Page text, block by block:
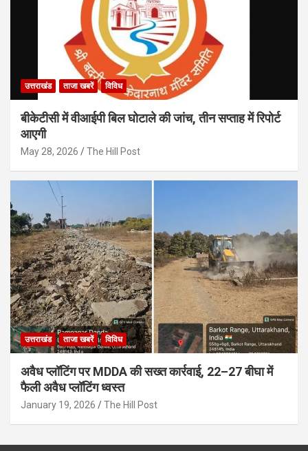
उत्तराखंड ताजा खबरें विविध
बीकेटीसी में वीआईपी बिल घोटाले की जांच, तीन सप्ताह में रिपोर्ट
आएगी
May 28, 2026 The Hill Post
उत्तराखंड ताजा खबरें विविध
अवैध प्लॉटिंग पर MDDA की सख्त कार्रवाई, 22–27 बीघा में
फैली अवैध प्लॉटिंग ध्वस्त
January 19, 2026 The Hill Post